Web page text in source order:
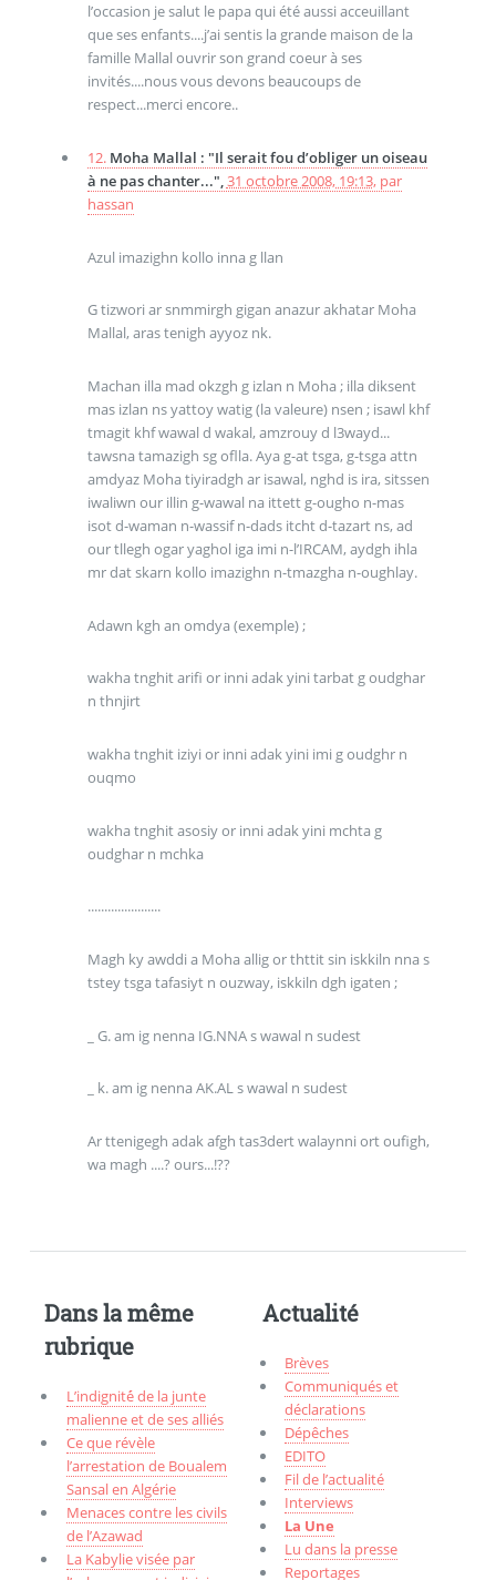
l’occasion je salut le papa qui été aussi acceuillant
que ses enfants....j’ai sentis la grande maison de la
famille Mallal ouvrir son grand coeur à ses
invités....nous vous devons beaucoups de
respect...merci encore..
12. Moha Mallal : "Il serait fou d’obliger un oiseau
à ne pas chanter...",31 octobre 2008, 19:13, par
hassan
Azul imazighn kollo inna g llan
G tizwori ar snmmirgh gigan anazur akhatar Moha
Mallal, aras tenigh ayyoz nk.
Machan illa mad okzgh g izlan n Moha ; illa diksent
mas izlan ns yattoy watig (la valeure) nsen ; isawl khf
tmagit khf wawal d wakal, amzrouy d l3wayd...
tawsna tamazigh sg oflla. Aya g-at tsga, g-tsga attn
amdyaz Moha tiyiradgh ar isawal, nghd is ira, sitssen
iwaliwn our illin g-wawal na ittett g-ougho n-mas
isot d-waman n-wassif n-dads itcht d-tazart ns, ad
our tllegh ogar yaghol iga imi n-l’IRCAM, aydgh ihla
mr dat skarn kollo imazighn n-tmazgha n-oughlay.
Adawn kgh an omdya (exemple) ;
wakha tnghit arifi or inni adak yini tarbat g oudghar
n thnjirt
wakha tnghit iziyi or inni adak yini imi g oudghr n
ouqmo
wakha tnghit asosiy or inni adak yini mchta g
oudghar n mchka
......................
Magh ky awddi a Moha allig or thttit sin iskkiln nna s
tstey tsga tafasiyt n ouzway, iskkiln dgh igaten ;
_ G. am ig nenna IG.NNA s wawal n sudest
_ k. am ig nenna AK.AL s wawal n sudest
Ar ttenigegh adak afgh tas3dert walaynni ort oufigh,
wa magh ....? ours...!??
Dans la même
rubrique
L’indignité́ de la junte
malienne et de ses alliés
Ce que révèle
l’arrestation de Boualem
Sansal en Algérie
Menaces contre les civils
de l’Azawad
La Kabylie visée par
Actualité
Brèves
Communiqués et
déclarations
Dépêches
EDITO
Fil de l’actualité
Interviews
La Une
Lu dans la presse
Reportages